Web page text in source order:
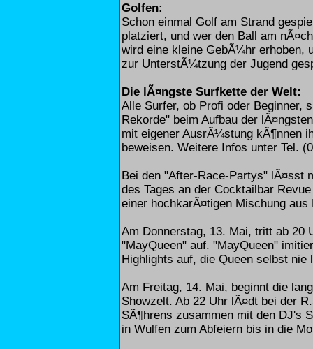
Golfen:
Schon einmal Golf am Strand
platziert, und wer den Ball am
wird eine kleine GebÃ¼hr erhoben,
zur UnterstÃ¼tzung der Jugend
Die lÃ¤ngste Surfkette der Welt:
Alle Surfer, ob Profi oder Beginner,
Rekorde" beim Aufbau der
mit eigener AusrÃ¼stung kÃ¶nnen
beweisen. Weitere Infos unter Tel.
Bei den "After-Race-Partys" lÃ¤sst
des Tages an der Cocktailbar
einer hochkarÃ¤tigen Mischung
Am Donnerstag, 13. Mai, tritt ab 20
"MayQueen" auf. "MayQueen"
Highlights auf, die Queen selbst
Am Freitag, 14. Mai, beginnt die
Showzelt. Ab 22 Uhr lÃ¤dt bei der
SÃ¶hrens zusammen mit den DJ's
in Wulfen zum Abfeiern bis in die